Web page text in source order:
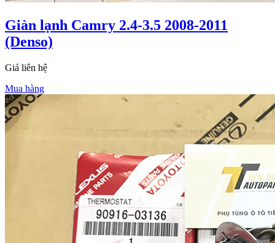
Giàn lạnh Camry 2.4-3.5 2008-2011
(Denso)
Giá liên hệ
Mua hàng